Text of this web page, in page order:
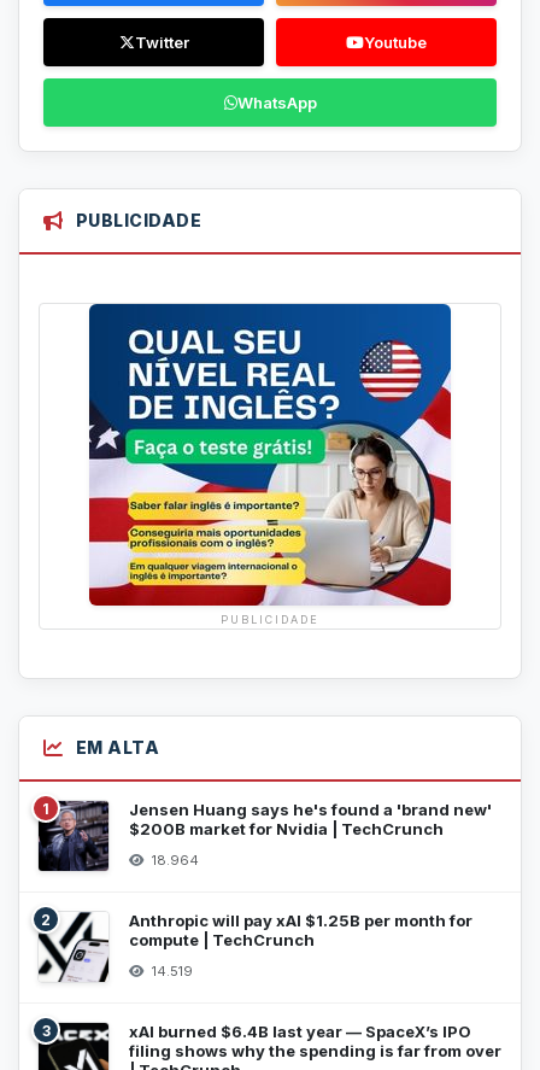
Twitter Youtube
WhatsApp
PUBLICIDADE
PUBLICIDADE
EM ALTA
1
Jensen Huang says he's found a 'brand new'
$200B market for Nvidia | TechCrunch
18.964
2
Anthropic will pay xAI $1.25B per month for
compute | TechCrunch
14.519
3
xAI burned $6.4B last year — SpaceX’s IPO
filing shows why the spending is far from over